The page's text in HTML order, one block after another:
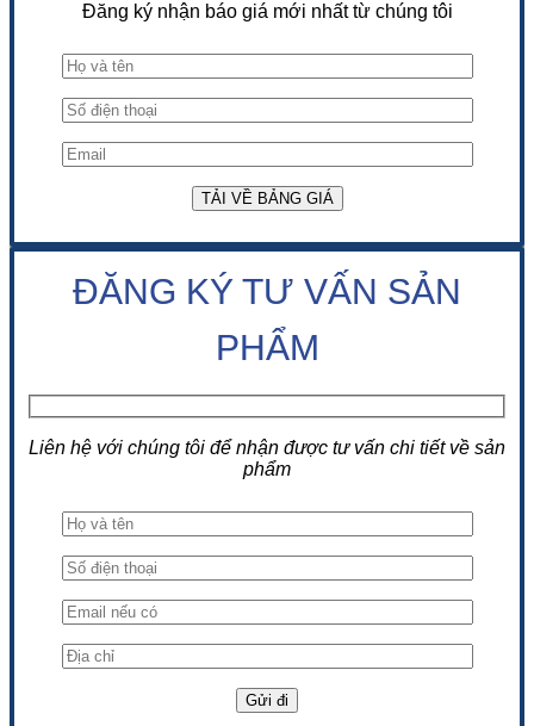
Đăng ký nhận báo giá mới nhất từ chúng tôi
ĐĂNG KÝ TƯ VẤN SẢN
PHẨM
Liên hệ với chúng tôi để nhận được tư vấn chi tiết về sản
phẩm